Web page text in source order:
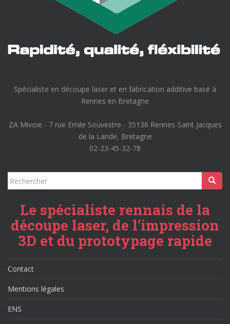
Spécialiste en découpe laser et en fabrication additive basé à
Rennes en Bretagne
ZA Mivoie - 7 rue Emile Souvestre - 35136 Rennes-Saint Jacques
de la Lande, Bretagne
02-23-45-32-78
Rechercher...
Le spécialiste rennais de la
découpe laser, de l’impression
3D et du prototypage rapide
Contact
Mentions légales
ENS